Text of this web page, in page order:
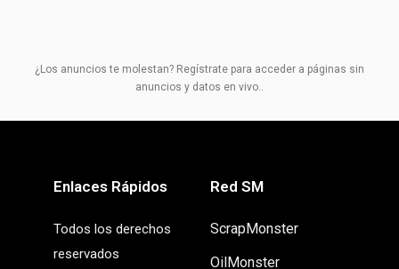
¿Los anuncios te molestan? Regístrate para acceder a páginas sin
anuncios y datos en vivo..
Enlaces Rápidos
Todos los derechos
reservados
Red SM
ScrapMonster
OilMonster